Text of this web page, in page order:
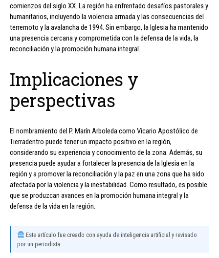
comienzos del siglo XX. La región ha enfrentado desafíos pastorales y
humanitarios, incluyendo la violencia armada y las consecuencias del
terremoto y la avalancha de 1994. Sin embargo, la Iglesia ha mantenido
una presencia cercana y comprometida con la defensa de la vida, la
reconciliación y la promoción humana integral.
Implicaciones y
perspectivas
El nombramiento del P. Marín Arboleda como Vicario Apostólico de
Tierradentro puede tener un impacto positivo en la región,
considerando su experiencia y conocimiento de la zona. Además, su
presencia puede ayudar a fortalecer la presencia de la Iglesia en la
región y a promover la reconciliación y la paz en una zona que ha sido
afectada por la violencia y la inestabilidad. Como resultado, es posible
que se produzcan avances en la promoción humana integral y la
defensa de la vida en la región.
Este artículo fue creado con ayuda de inteligencia artificial y revisado
por un periodista.